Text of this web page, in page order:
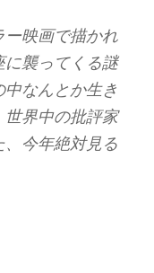
ー映画で描かれ
に襲ってくる謎
なんとか生き
世界中の批評家
今年絶対見る